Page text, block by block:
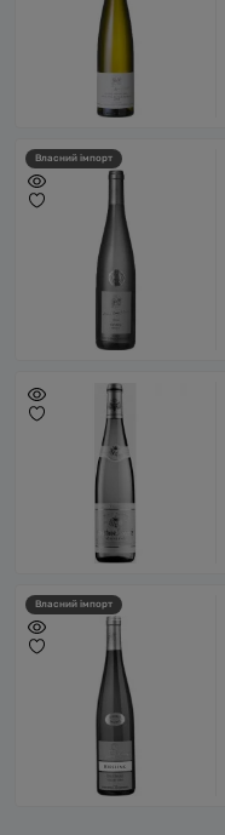
Власний імпорт
Власний імпорт